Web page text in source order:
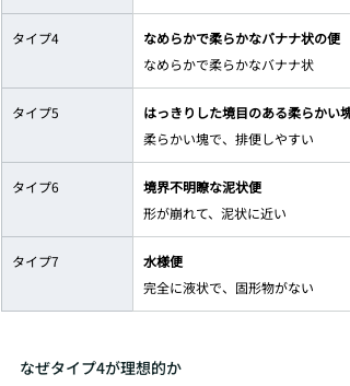
タイプ4
なめらかで柔らかなバナナ状の便
なめらかで柔らかなバナナ状
タイプ5
はっきりした境目のある柔らかい塊
柔らかい塊で、排便しやすい
タイプ6
境界不明瞭な泥状便
形が崩れて、泥状に近い
タイプ7
水様便
完全に液状で、固形物がない
なぜタイプ4が理想的か